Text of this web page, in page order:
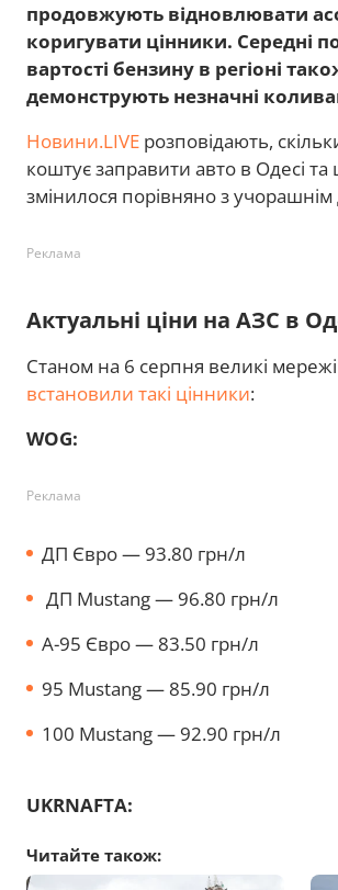
продовжують відновлювати
коригувати цінники. Середні
вартості бензину в регіоні
демонструють незначні
Новини.LIVE розповідають,
коштує заправити авто в Одесі
змінилося порівняно з
Реклама
Актуальні ціни на АЗС в
Станом на 6 серпня великі
встановили такі цінники:
WOG:
Реклама
ДП Євро — 93.80 грн/л
ДП Mustang — 96.80 грн/л
А-95 Євро — 83.50 грн/л
95 Mustang — 85.90 грн/л
100 Mustang — 92.90 грн/л
UKRNAFTA:
Читайте також: